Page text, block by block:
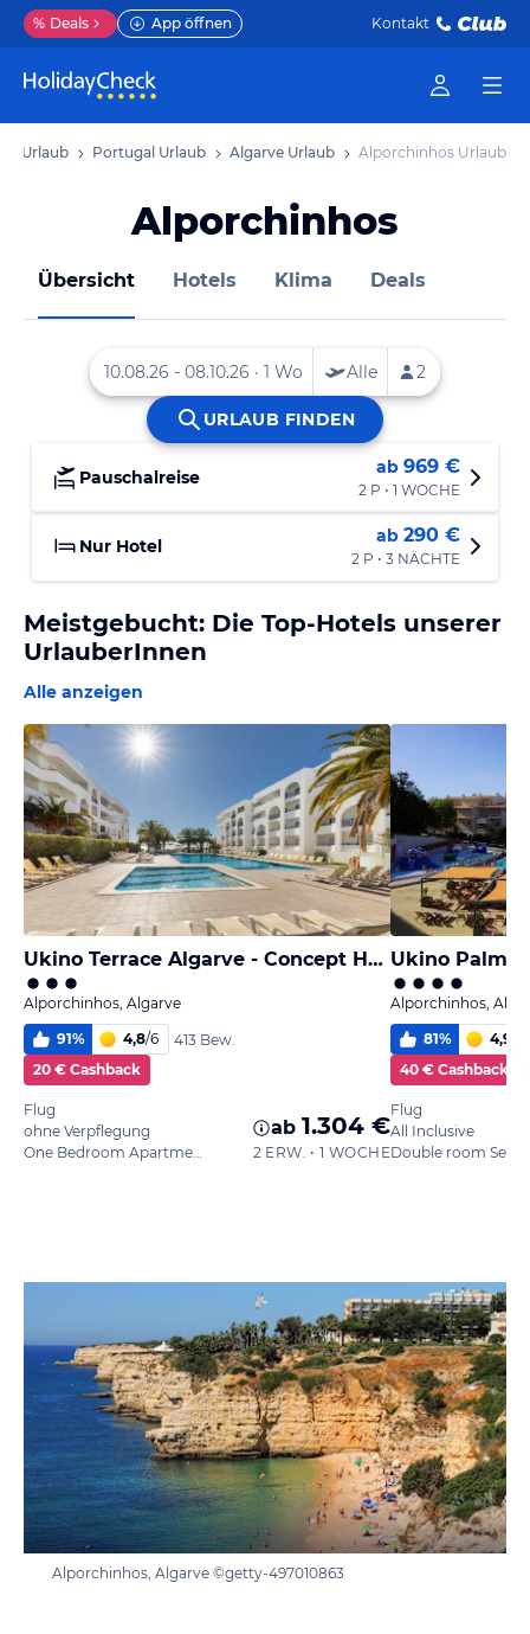
% Deals App öffnen Kontakt
Urlaub Portugal Urlaub Algarve Urlaub Alporchinhos Urlaub
Alporchinhos
Übersicht Hotels Klima Deals
Pauschalreise ab 969 €
2 P • 1 WOCHE
Nur Hotel ab 290 €
2 P • 3 NÄCHTE
Meistgebucht: Die Top-Hotels unserer
UrlauberInnen
Alle anzeigen
Ukino Terrace Algarve - Concept Hotel
Alporchinhos, Algarve
91% 4,8/6
413 Bew.
20 € Cashback
Flug
ohne Verpflegung
One Bedroom Apartment Side Sea View
ab 1.304 €
2 ERW. • 1 WOCHE
Alporchinhos,
81% 4,9
40 € Cashback
Flug
All Inclusive
Double room Sea
Alporchinhos, Algarve ©getty-497010863